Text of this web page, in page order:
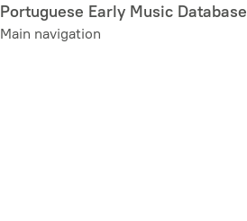
Skip
to
Portuguese Early Music Database
Main navigation